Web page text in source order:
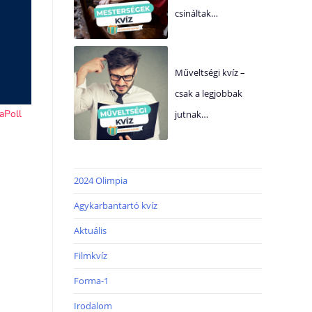
csináltak…
Műveltségi kvíz –
csak a legjobbak
jutnak…
2024 Olimpia
Agykarbantartó kvíz
Aktuális
Filmkvíz
Forma-1
Irodalom